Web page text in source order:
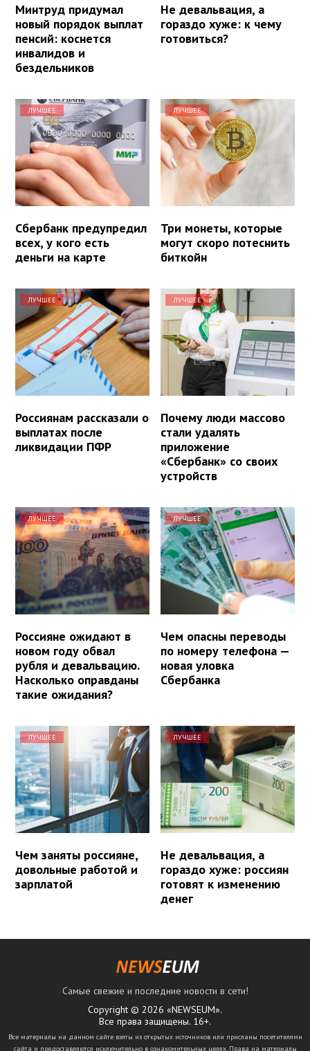
Минтруд придумал
новый порядок выплат
пенсий: коснется
инвалидов и
бездельников
Не девальвация, а
гораздо хуже: к чему
готовиться?
ЛУЧШЕЕ
Сбербанк предупредил
всех, у кого есть
деньги на карте
ЛУЧШЕЕ
Три монеты, которые
могут скоро потеснить
биткойн
ЛУЧШЕЕ
Россиянам рассказали о
выплатах после
ликвидации ПФР
ЛУЧШЕЕ
Почему люди массово
стали удалять
приложение
«Сбербанк» со своих
устройств
ЛУЧШЕЕ
Россияне ожидают в
новом году обвал
рубля и девальвацию.
Насколько оправданы
такие ожидания?
ЛУЧШЕЕ
Чем опасны переводы
по номеру телефона —
новая уловка
Сбербанка
ЛУЧШЕЕ
Чем заняты россияне,
довольные работой и
зарплатой
ЛУЧШЕЕ
Не девальвация, а
гораздо хуже: россиян
готовят к изменению
денег
Самые свежие и последние новости в сети!
Copyright © 2026 «NEWSEUM».
Все права защищены. 16+.
Все материалы на данном сайте взяты из открытых источников или присланы посетителями
сайта и предоставляются исключительно в ознакомительных целях. Права на материалы